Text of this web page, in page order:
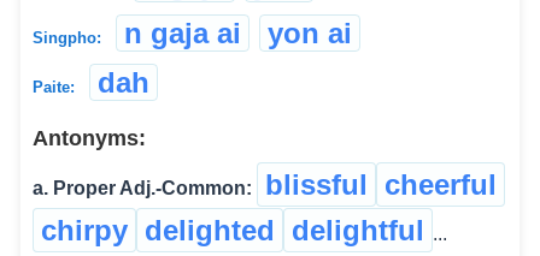
Singpho: n gaja ai yon ai
Paite: dah
Antonyms:
a. Proper Adj.-Common: blissful
cheerful
chirpy delighted delightful ...